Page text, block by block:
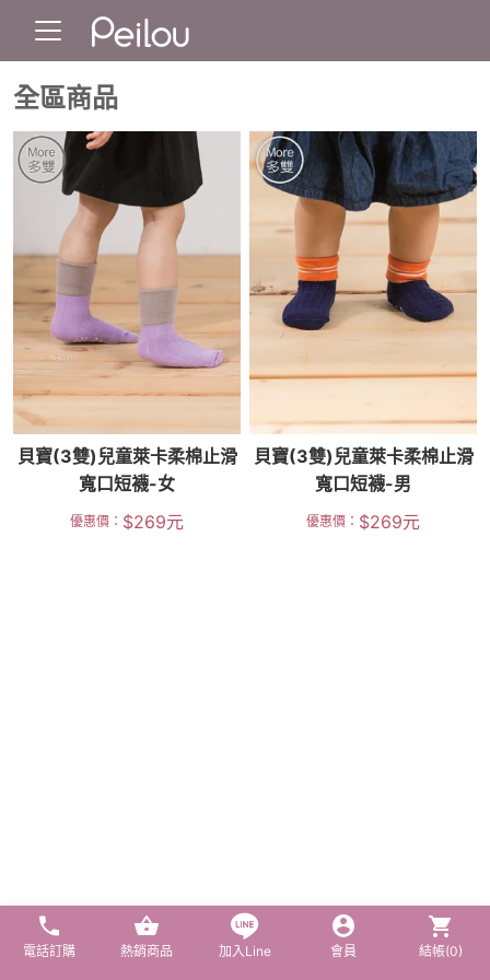
全區商品
貝寶(3雙)兒童萊卡柔棉止滑
寬口短襪-女
優惠價： $269元
貝寶(3雙)兒童萊卡柔棉止滑
寬口短襪-男
優惠價： $269元
電話訂購 熱銷商品 加入Line 會員 結帳(0)